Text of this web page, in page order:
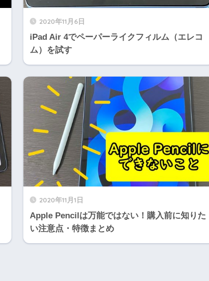
2020年11月6日
iPad Air 4でペーパーライクフィルム（エレコ
ム）を試す
2020年11月1日
Apple Pencilは万能ではない！購入前に知りた
い注意点・特徴まとめ